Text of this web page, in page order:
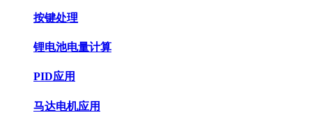
按键处理
锂电池电量计算
PID应用
马达电机应用